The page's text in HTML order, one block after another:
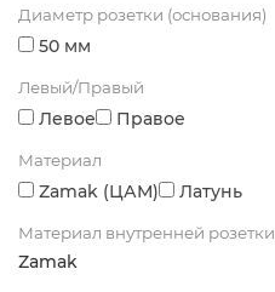
Диаметр розетки (основания)
50 мм
Левый/Правый
Левое Правое
Материал
Zamak (ЦАМ) Латунь
Материал внутренней розетки
Zamak